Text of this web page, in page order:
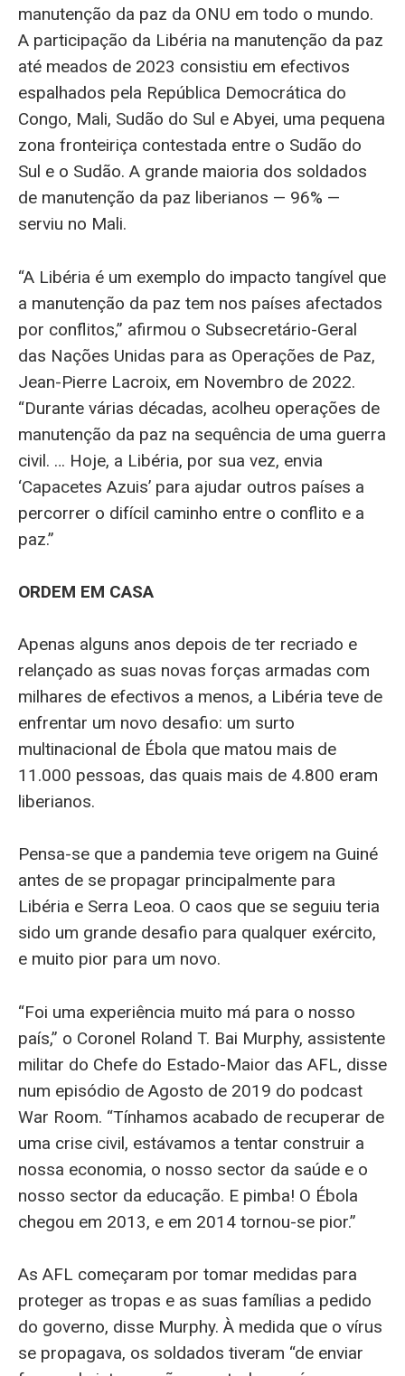
manutenção da paz da ONU em todo o mundo.
A participação da Libéria na manutenção da paz
até meados de 2023 consistiu em efectivos
espalhados pela República Democrática do
Congo, Mali, Sudão do Sul e Abyei, uma pequena
zona fronteiriça contestada entre o Sudão do
Sul e o Sudão. A grande maioria dos soldados
de manutenção da paz liberianos — 96% —
serviu no Mali.
“A Libéria é um exemplo do impacto tangível que
a manutenção da paz tem nos países afectados
por conflitos,” afirmou o Subsecretário-Geral
das Nações Unidas para as Operações de Paz,
Jean-Pierre Lacroix, em Novembro de 2022.
“Durante várias décadas, acolheu operações de
manutenção da paz na sequência de uma guerra
civil. … Hoje, a Libéria, por sua vez, envia
‘Capacetes Azuis’ para ajudar outros países a
percorrer o difícil caminho entre o conflito e a
paz.”
ORDEM EM CASA
Apenas alguns anos depois de ter recriado e
relançado as suas novas forças armadas com
milhares de efectivos a menos, a Libéria teve de
enfrentar um novo desafio: um surto
multinacional de Ébola que matou mais de
11.000 pessoas, das quais mais de 4.800 eram
liberianos.
Pensa-se que a pandemia teve origem na Guiné
antes de se propagar principalmente para
Libéria e Serra Leoa. O caos que se seguiu teria
sido um grande desafio para qualquer exército,
e muito pior para um novo.
“Foi uma experiência muito má para o nosso
país,” o Coronel Roland T. Bai Murphy, assistente
militar do Chefe do Estado-Maior das AFL, disse
num episódio de Agosto de 2019 do podcast
War Room. “Tínhamos acabado de recuperar de
uma crise civil, estávamos a tentar construir a
nossa economia, o nosso sector da saúde e o
nosso sector da educação. E pimba! O Ébola
chegou em 2013, e em 2014 tornou-se pior.”
As AFL começaram por tomar medidas para
proteger as tropas e as suas famílias a pedido
do governo, disse Murphy. À medida que o vírus
se propagava, os soldados tiveram “de enviar